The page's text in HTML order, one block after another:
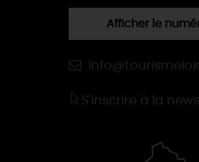
Afficher le
S'inscrire à la